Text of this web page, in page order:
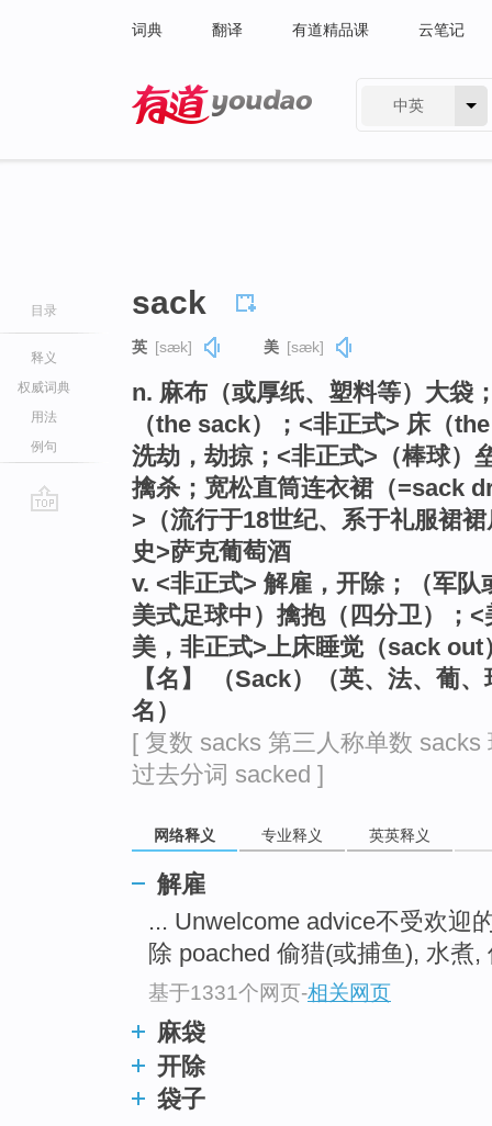
词典 翻译 有道精品课 云笔记
中英
目录
释义
权威词典
用法
例句
sack
英 [sæk] 美 [sæk]
n. 麻布（或厚纸、塑料等）大袋
（the sack）；<非正式> 床（
洗劫，劫掠；<非正式>（棒球）
擒杀；宽松直筒连衣裙（=sack
>（流行于18世纪、系于礼服裙
史>萨克葡萄酒
v. <非正式> 解雇，开除；（军
美式足球中）擒抱（四分卫）
美，非正式>上床睡觉（sack out
【名】 （Sack）（英、法、葡
名）
[ 复数 sacks 第三人称单数
过去分词 sacked ]
网络释义 专业释义 英英释义
解雇
... Unwelcome advice不受欢迎
除 poached 偷猎(或捕鱼), 水煮,
基于1331个网页-相关网页
麻袋
开除
袋子